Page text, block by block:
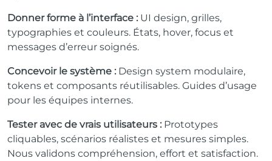
Donner forme à l’interface : UI design, grilles,
typographies et couleurs. États, hover, focus et
messages d’erreur soignés.
Concevoir le système : Design system modulaire,
tokens et composants réutilisables. Guides d’usage
pour les équipes internes.
Tester avec de vrais utilisateurs : Prototypes
cliquables, scénarios réalistes et mesures simples.
Nous validons compréhension, effort et satisfaction.